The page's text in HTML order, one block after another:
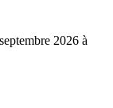
2026 à